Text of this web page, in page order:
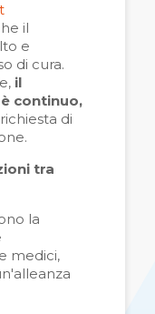
il
e
di cura.
il
continuo,
di
tra
la
medici,